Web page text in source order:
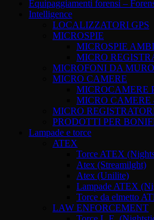
Equipaggiamenti forensi –
Intelligence
LOCALIZZATORI GPS
MICROSPIE
MICROSPIE
MICRO
MICROFONI DA MURO
MICRO CAMERE
MICROCAMERE
MICRO CAMERE
MICRO
PRODOTTI PER
Lampade e torce
ATEX
Torce ATEX
Atex (Streamilght)
Atex (Unilite)
Lampade ATEX
Torce da elmetto
LAW ENFORCEMENT